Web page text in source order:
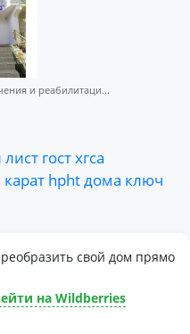
и реабилитаци...
лист гостхгса
карат hphtдома ключ
свой дом прямо
на Wildberries